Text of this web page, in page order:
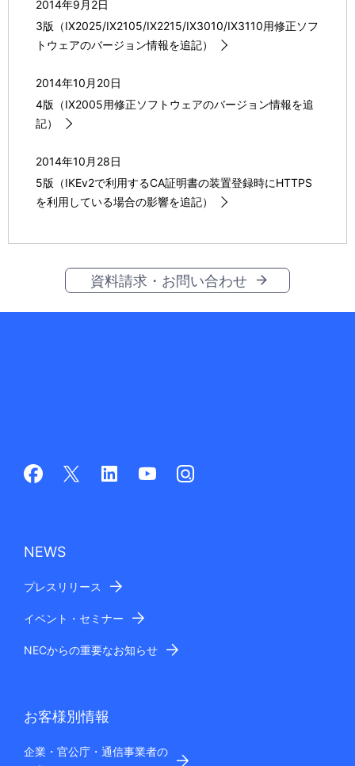
2014年9月2日
3版（IX2025/IX2105/IX2215/IX3010/IX3110用修正ソフ
トウェアのバージョン情報を追記）
2014年10月20日
4版（IX2005用修正ソフトウェアのバージョン情報を追
記）
2014年10月28日
5版（IKEv2で利用するCA証明書の装置登録時にHTTPS
を利用している場合の影響を追記）
資料請求・お問い合わせ
NEWS
プレスリリース
イベント・セミナー
NECからの重要なお知らせ
お客様別情報
企業・官公庁・通信事業者の